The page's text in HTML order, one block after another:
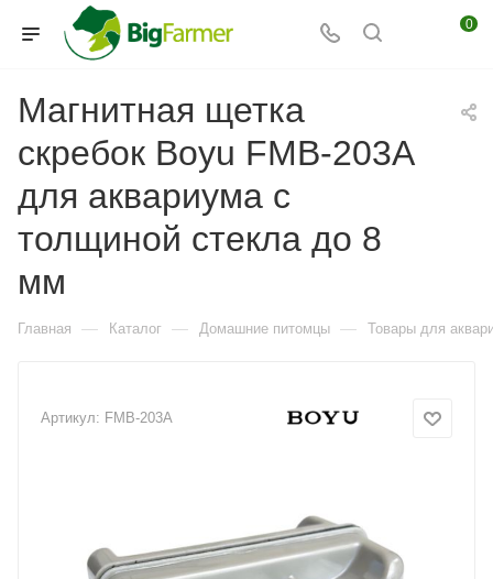
0
Магнитная щетка
скребок Boyu FMB-203A
для аквариума с
толщиной стекла до 8
мм
Главная — Каталог — Домашние питомцы — Товары для
Артикул: FMB-203A